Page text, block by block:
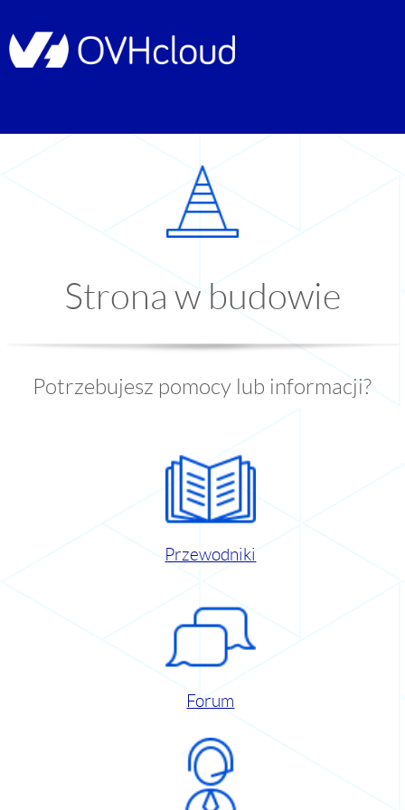
Strona w budowie
Potrzebujesz pomocy lub informacji?
Przewodniki
Forum